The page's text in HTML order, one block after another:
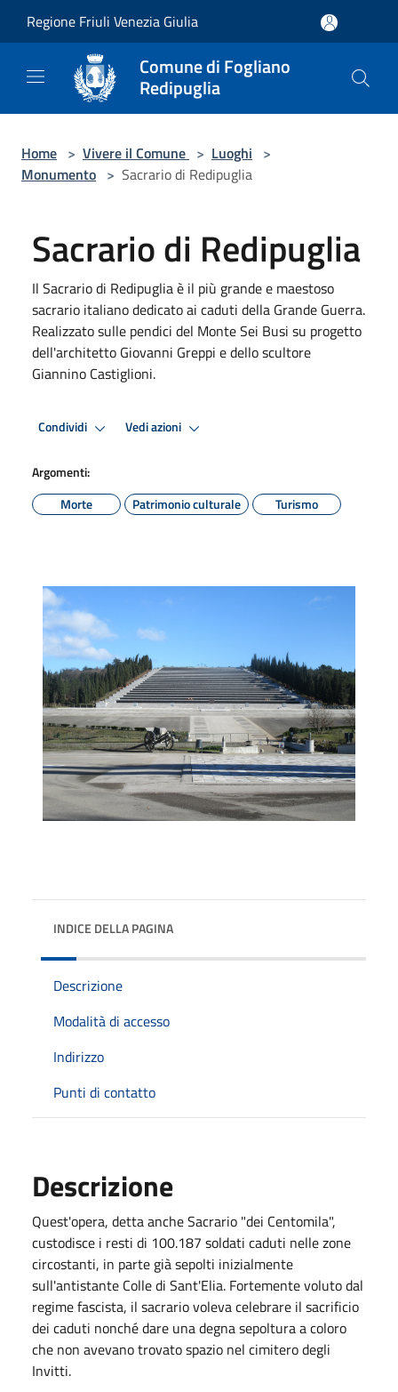
Regione Friuli Venezia Giulia
Comune di Fogliano
Redipuglia
Home > Vivere il Comune > Luoghi >
Monumento > Sacrario di Redipuglia
Sacrario di Redipuglia
Il Sacrario di Redipuglia è il più grande e maestoso
sacrario italiano dedicato ai caduti della Grande Guerra.
Realizzato sulle pendici del Monte Sei Busi su progetto
dell'architetto Giovanni Greppi e dello scultore
Giannino Castiglioni.
Condividi Vedi azioni
Argomenti:
Morte
Patrimonio culturale Turismo
INDICE DELLA PAGINA
Descrizione
Modalità di accesso
Indirizzo
Punti di contatto
Descrizione
Quest'opera, detta anche Sacrario "dei Centomila",
custodisce i resti di 100.187 soldati caduti nelle zone
circostanti, in parte già sepolti inizialmente
sull'antistante Colle di Sant'Elia. Fortemente voluto dal
regime fascista, il sacrario voleva celebrare il sacrificio
dei caduti nonché dare una degna sepoltura a coloro
che non avevano trovato spazio nel cimitero degli
Invitti.